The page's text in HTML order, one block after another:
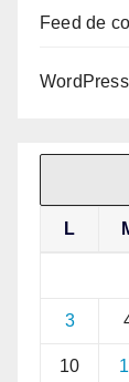
Feed de
L
3
10